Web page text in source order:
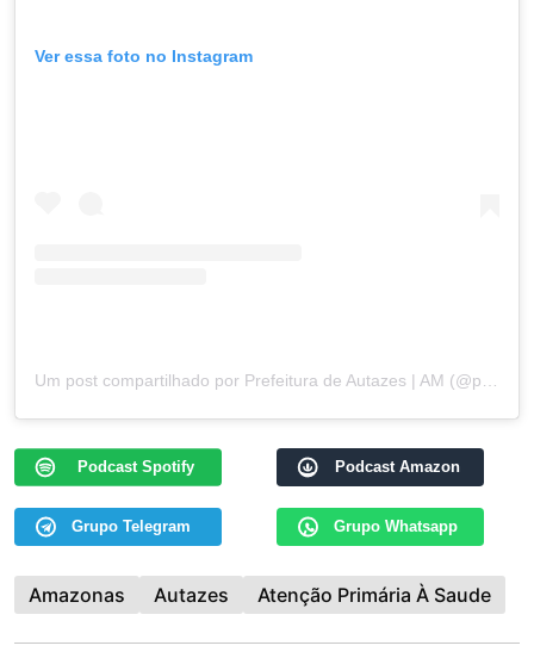
Ver essa foto no Instagram
Um post compartilhado por Prefeitura de Autazes | AM (@prefeituramunicipaldeautazes)
Podcast Spotify Podcast Amazon
Grupo Telegram Grupo Whatsapp
Amazonas Autazes Atenção Primária À Saude